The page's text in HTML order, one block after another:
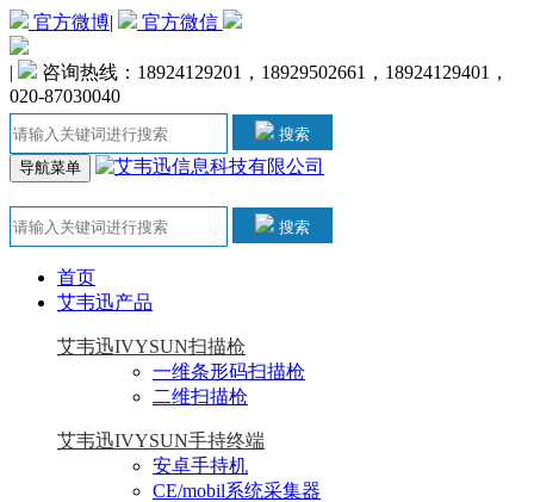
官方微博| 官方微信
|
咨询热线：18924129201，18929502661，18924129401，
020-87030040
搜索
导航菜单
搜索
首页
艾韦迅产品
艾韦迅IVYSUN扫描枪
一维条形码扫描枪
二维扫描枪
艾韦迅IVYSUN手持终端
安卓手持机
CE/mobil系统采集器